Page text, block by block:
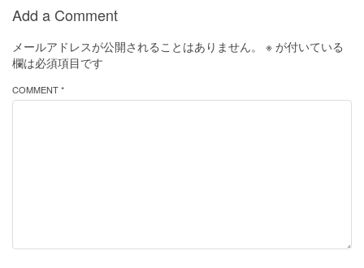
Add a Comment
メールアドレスが公開されることはありません。 ※ が付いている
欄は必須項目です
COMMENT *